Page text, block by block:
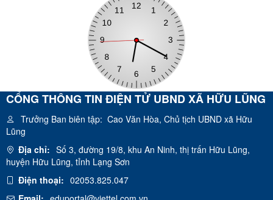
CỔNG THÔNG TIN ĐIỆN TỬ UBND XÃ HỮU LŨNG
Trưởng Ban biên tập: Cao Văn Hòa, Chủ tịch UBND xã Hữu
Lũng
Địa chỉ: Số 3, đường 19/8, khu An Ninh, thị trấn Hữu Lũng,
huyện Hữu Lũng, tỉnh Lạng Sơn
Điện thoại: 02053.825.047